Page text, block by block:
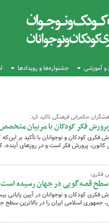
و آموزشی جشنواره‌ها و رویدادها
حکمرانی فرهنگی تاکید کرد:
فکر کودکان با مربیان
فکری کودکان و نوجوانان با تأکید بر
پرورش فکر است و در روزهای آینده،
فکری:
سطح قصه‌گویی در جهان رسیده است
فکری کودکان و نوجوانان در آیین
جمهوری اسلامی ایران را در بالاترین